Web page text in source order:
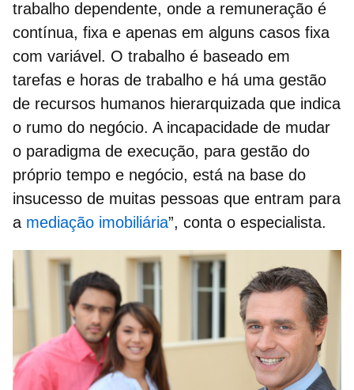
trabalho dependente, onde a remuneração é
contínua, fixa e apenas em alguns casos fixa
com variável. O trabalho é baseado em
tarefas e horas de trabalho e há uma gestão
de recursos humanos hierarquizada que indica
o rumo do negócio. A incapacidade de mudar
o paradigma de execução, para gestão do
próprio tempo e negócio, está na base do
insucesso de muitas pessoas que entram para
a mediação imobiliária”, conta o especialista.